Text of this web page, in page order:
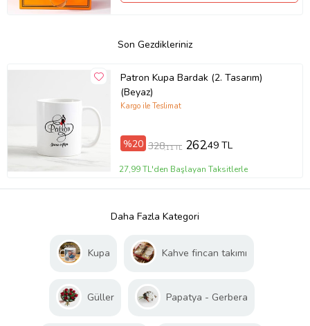
Son Gezdikleriniz
Patron Kupa Bardak (2. Tasarım)
(Beyaz)
Kargo ile Teslimat
%20 328,11 TL 262,49 TL
27,99 TL'den Başlayan Taksitlerle
Daha Fazla Kategori
Kupa Kahve fincan takımı
Güller Papatya - Gerbera